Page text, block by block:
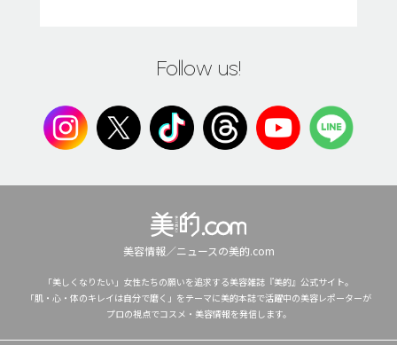
Follow us!
美容情報／ニュースの美的.com
「美しくなりたい」女性たちの願いを追求する美容雑誌『美的』公式サイト。
「肌・心・体のキレイは自分で磨く」をテーマに美的本誌で活躍中の美容レポーターが
プロの視点でコスメ・美容情報を発信します。